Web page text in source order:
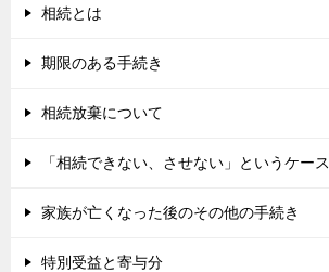
相続とは
期限のある手続き
相続放棄について
「相続できない、させない」というケース
家族が亡くなった後のその他の手続き
特別受益と寄与分